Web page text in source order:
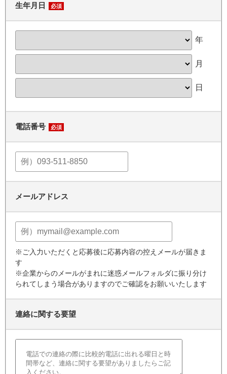
生年月日 必須
年
月
日
電話番号 必須
メールアドレス
※ご入力いただくと応募後に応募内容の控えメールが届きま
す
※企業からのメールがまれに迷惑メールフォルダに振り分け
られてしまう場合がありますのでご確認をお願いいたします
連絡に関する要望